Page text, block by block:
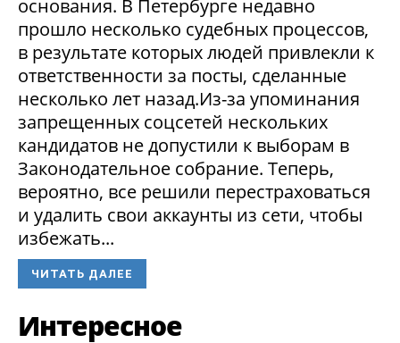
основания. В Петербурге недавно
прошло несколько судебных процессов,
в результате которых людей привлекли к
ответственности за посты, сделанные
несколько лет назад.Из-за упоминания
запрещенных соцсетей нескольких
кандидатов не допустили к выборам в
Законодательное собрание. Теперь,
вероятно, все решили перестраховаться
и удалить свои аккаунты из сети, чтобы
избежать...
ЧИТАТЬ ДАЛЕЕ
Интересное